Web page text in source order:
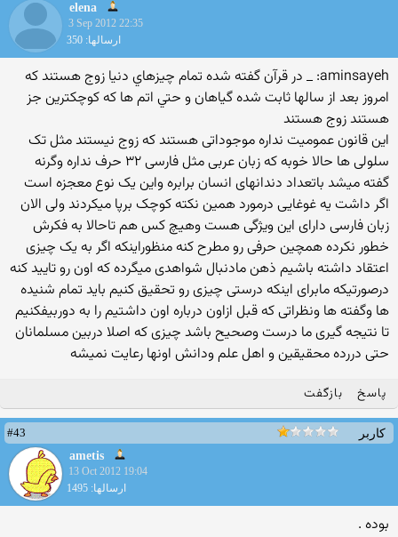
elena
3 Sep 2012 22:35
ارسالها: 350
aminsayeh: _ در قرآن گفته شده تمام چيزهاي دنيا زوج هستند كه
امروز بعد از سالها ثابت شده گياهان و حتي اتم ها كه كوچكترين جز
هستند زوج هستند
این قانون عمومیت نداره موجوداتی هستند که زوج نیستند مثل تک
سلولی ها حالا خوبه که زبان عربی مثل فارسی ۳۲ حرف نداره وگرنه
گفته میشد باتعداد دندانهای انسان برابره واین یک نوع معجزه است
اگر داشت یه غوغایی درمورد همین نکته کوچک برپا میکردند ولی الان
زبان فارسی دارای این ویژگی هست وهیچ کس هم تاحالا به فکرش
خطور نکرده همچین حرفی رو مطرح کنه منظوراینکه اگر به یک چیزی
اعتقاد داشته باشیم ذهن مادنبال شواهدی میگرده که اون رو تایید کنه
درصورتیکه مابرای اینکه درستی چیزی رو تحقیق کنیم باید تمام شنیده
ها وگفته ها ونظراتی که قبل ازاون درباره اون داشتیم را به دوربیفکنیم
تا نتیجه گیری ما درست وصحیح باشد چیزی که اصلا دربین مسلمانان
حتی دررده محقیقین و اهل علم ودانش اونها رعایت نمیشه
پاسخ بازگفت
کاربر
#43
ametis
13 Oct 2012 19:04
ارسالها: 1495
بوده .